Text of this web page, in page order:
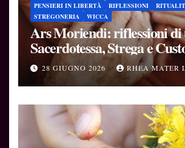
PENSIERI IN LIBERTÀ
RIFLESSIONI
STREGONERIA
WICCA
Ars Moriendi: riflessioni di
Sacerdotessa, Strega e
Soglie
28 GIUGNO 2026 RHEA MATER